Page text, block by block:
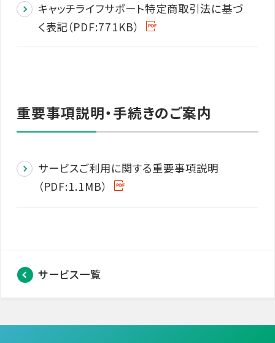
キャッチライフサポート特定商取引法に基づ
く表記（PDF:771KB）
重要事項説明・手続きのご案内
サービスご利用に関する重要事項説明
（PDF:1.1MB）
サービス一覧